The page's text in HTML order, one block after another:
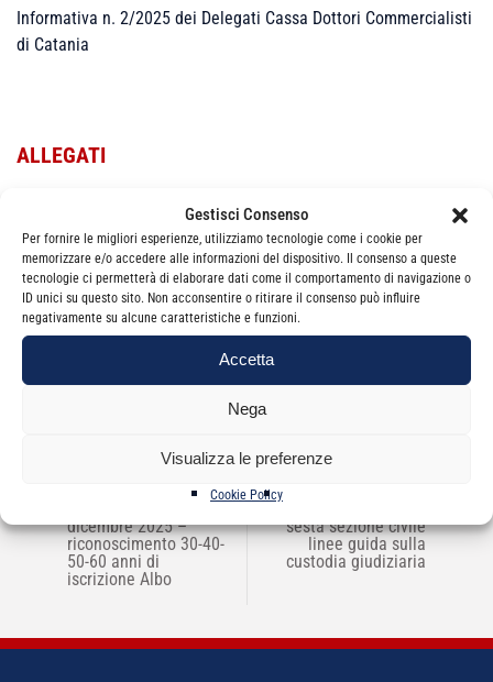
Gestisci Consenso
Per fornire le migliori esperienze, utilizziamo tecnologie come i cookie per
memorizzare e/o accedere alle informazioni del dispositivo. Il consenso a queste
tecnologie ci permetterà di elaborare dati come il comportamento di navigazione o
ID unici su questo sito. Non acconsentire o ritirare il consenso può influire
negativamente su alcune caratteristiche e funzioni.
Accetta
Nega
Visualizza le preferenze
Cookie Policy
Informativa n. 2/2025 dei Delegati Cassa Dottori Commercialisti
di Catania
ALLEGATI
Informativa n. 2/2025
CategorieNews
ARTICOLIdicembre 2025 –
riconoscimento 30-40-
50-60 anni di
iscrizione Albo
sesta sezione civile
linee guida sulla
custodia giudiziaria